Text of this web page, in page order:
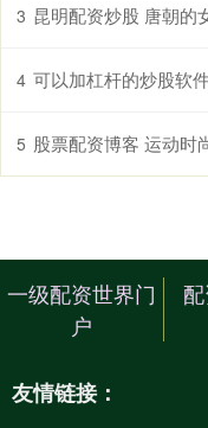
3 昆明配资炒股 唐朝的
4 可以加杠杆的炒股软件 雪崩！
5 股票配资博客 运动时尚天花
一级配资世界门
户
友情链接：